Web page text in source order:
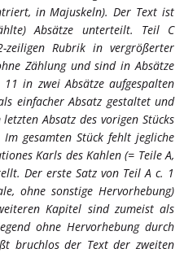
in Majuskeln). Der Text ist
Absätze unterteilt. Teil C
Rubrik in vergrößerter
Zählung und sind in Absätze
in zwei Absätze aufgespalten
einfacher Absatz gestaltet und
Absatz des vorigen Stücks
gesamten Stück fehlt jegliche
Karls des Kahlen (= Teile A,
Der erste Satz von Teil A c. 1
ohne sonstige Hervorhebung)
Kapitel sind zumeist als
ohne Hervorhebung durch
bruchlos der Text der zweiten